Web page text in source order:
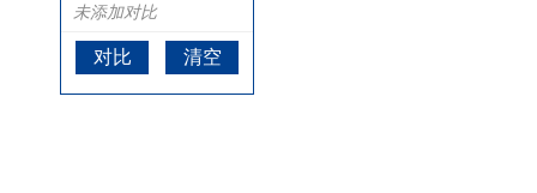
未添加对比
对比 清空